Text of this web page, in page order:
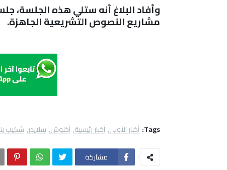
وأفاد البلاغ أنه ستلي هذه
مشاريع النصوص التشريعية الجاهزة.
Tags: أخبار الأولى أخبار رئيسية أخنوش سلايدر شكيب
مشاركة